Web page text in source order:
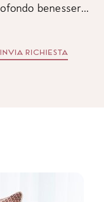
benessere.
INVIA RICHIESTA